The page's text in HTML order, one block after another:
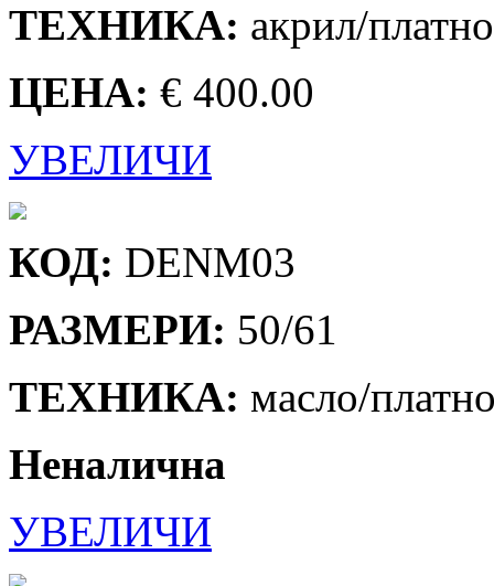
ТЕХНИКА: акрил/платно
ЦЕНА: € 400.00
УВЕЛИЧИ
КОД: DENM03
РАЗМЕРИ: 50/61
ТЕХНИКА: масло/
Неналична
УВЕЛИЧИ